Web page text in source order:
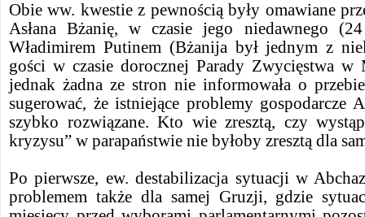
Obie ww. kwestie z pewnością były omawiane
Asłana Bżanię, w czasie jego niedawnego
Władimirem Putinem (Bżanija był jednym z
gości w czasie dorocznej Parady Zwycięstwa w
jednak żadna ze stron nie informowała o
sugerować, że istniejące problemy gospodarcze
szybko rozwiązane. Kto wie zresztą, czy
kryzysu” w parapaństwie nie byłoby zresztą dla
Po pierwsze, ew. destabilizacja sytuacji w
problemem także dla samej Gruzji, gdzie